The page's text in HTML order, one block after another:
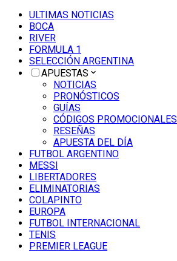
ULTIMAS NOTICIAS
BOCA
RIVER
FORMULA 1
SELECCIÓN ARGENTINA
APUESTAS
NOTICIAS
PRONÓSTICOS
GUÍAS
CÓDIGOS PROMOCIONALES
RESEÑAS
APUESTA DEL DÍA
FUTBOL ARGENTINO
MESSI
LIBERTADORES
ELIMINATORIAS
COLAPINTO
EUROPA
FUTBOL INTERNACIONAL
TENIS
PREMIER LEAGUE